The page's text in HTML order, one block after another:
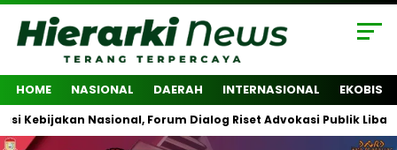
HOME NASIONAL DAERAH INTERNASIONAL EKOBIS
Nasional, Forum Dialog Riset Advokasi Publik Libatkan